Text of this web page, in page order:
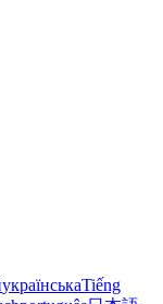
українськаTiếng